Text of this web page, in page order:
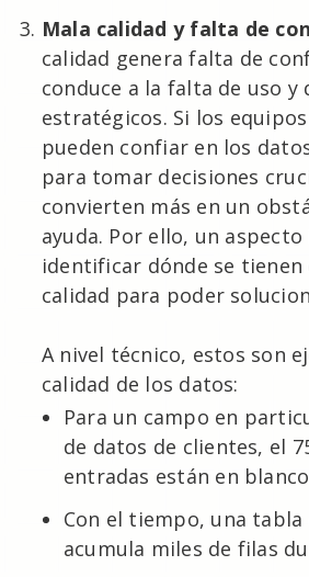
Mala calidad y falta de
calidad genera falta de
conduce a la falta de uso y
estratégicos. Si los
pueden confiar en los
para tomar decisiones
convierten más en un
ayuda. Por ello, un
identificar dónde se tienen
calidad para poder
A nivel técnico, estos son
calidad de los datos:
Para un campo en
de datos de clientes, el
entradas están en
Con el tiempo, una tabla
acumula miles de filas